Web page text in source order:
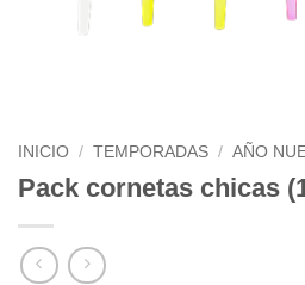
INICIO / TEMPORADAS / AÑO
Pack cornetas chicas